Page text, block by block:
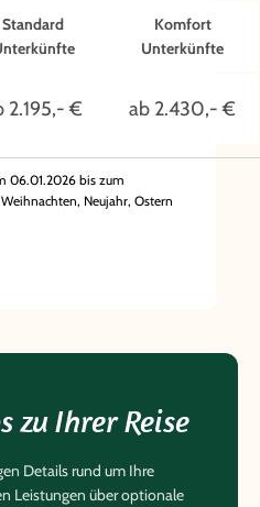
Sie das lokale
Sie besichtigen den
Georginas, und noch vieles
Standard
Komfort
Unterkünfte
2.195,- € ab 2.430,- €
06.01.2026 bis zum
Neujahr, Ostern
zu Ihrer Reise
Details rund um Ihre
Leistungen über optionale